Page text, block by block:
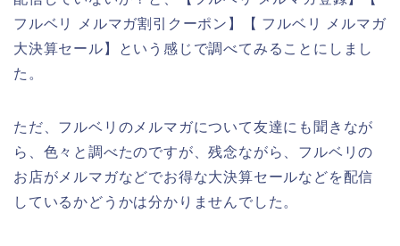
フルベリ メルマガ割引クーポン】【 フルベリ メルマガ
大決算セール】という感じで調べてみることにしまし
た。
ただ、フルベリのメルマガについて友達にも聞きなが
ら、色々と調べたのですが、残念ながら、フルベリの
お店がメルマガなどでお得な大決算セールなどを配信
しているかどうかは分かりませんでした。